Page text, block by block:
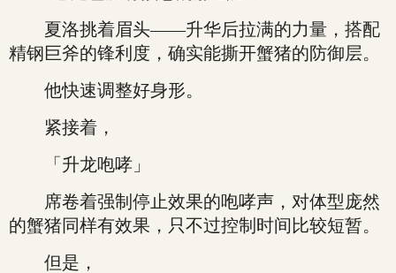
夏洛挑着眉头——升华后拉满的力量，搭配
精钢巨斧的锋利度，确实能撕开蟹猪的防御层。
他快速调整好身形。
紧接着，
「升龙咆哮」
席卷着强制停止效果的咆哮声，对体型庞然
的蟹猪同样有效果，只不过控制时间比较短暂。
但是，